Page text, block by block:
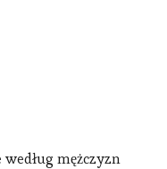
mężczyzn